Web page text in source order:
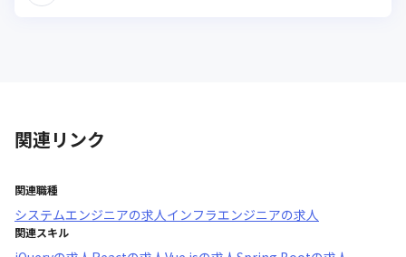
関連リンク
関連職種
システムエンジニアの求人インフラエンジニアの求人
関連スキル